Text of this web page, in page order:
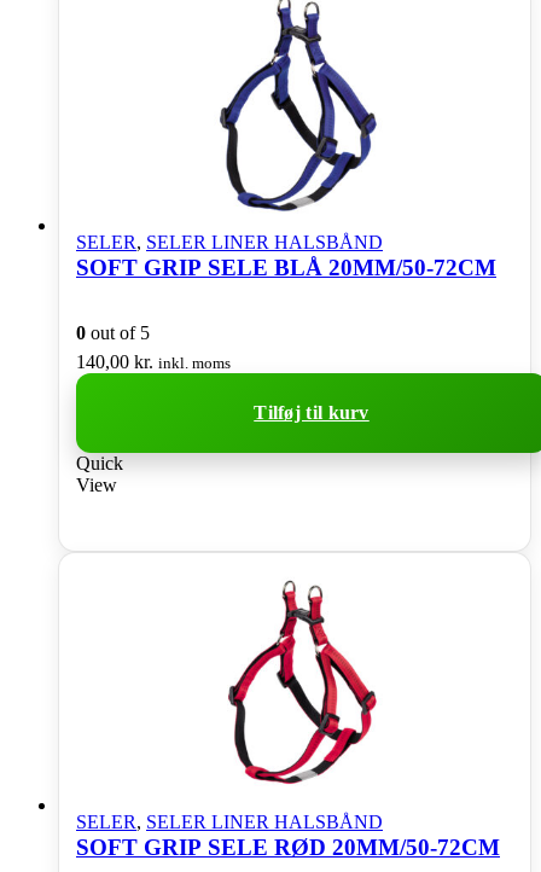
SELER, SELER LINER HALSBÅND
SOFT GRIP SELE BLÅ 20MM/50-72CM
0 out of 5
140,00 kr. inkl. moms
Tilføj til kurv
Quick
View
SELER, SELER LINER HALSBÅND
SOFT GRIP SELE RØD 20MM/50-72CM